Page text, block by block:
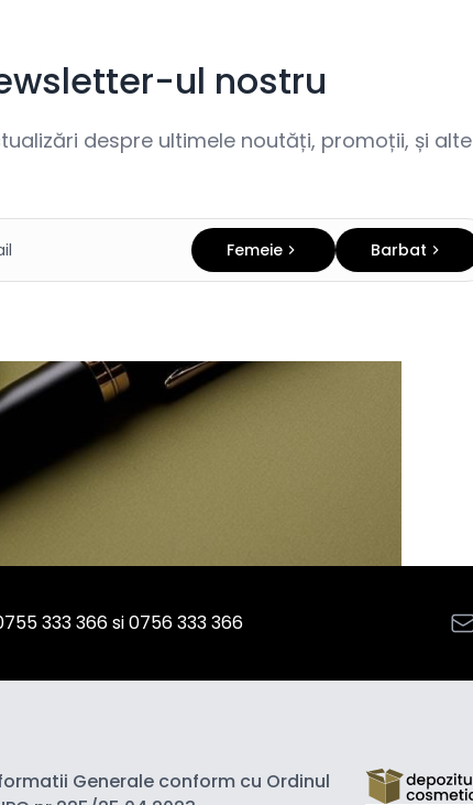
ul nostru
despre ultimele noutăți, promoții, și alte
Femeie Barbat
333 366si0756 333 366
Generale conform cu Ordinul